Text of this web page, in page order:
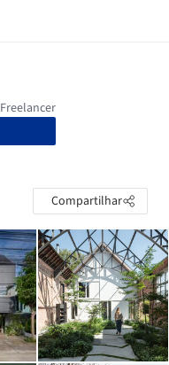
Compartilhar